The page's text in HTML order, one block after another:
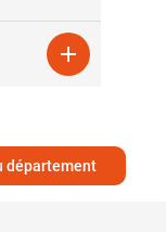

département